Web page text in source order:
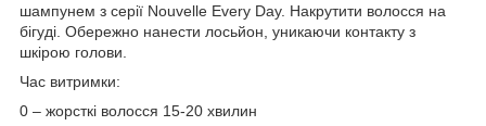
шампунем з серії Nouvelle Every Day. Накрутити волосся на
бігуді. Обережно нанести лосьйон, уникаючи контакту з
шкірою голови.
Час витримки:
0 – жорсткі волосся 15-20 хвилин